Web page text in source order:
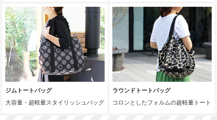
ジムトートバッグ
大容量・超軽量スタイリッシュバッグ
ラウンドトートバッグ
コロンとしたフォルムの超軽量トート